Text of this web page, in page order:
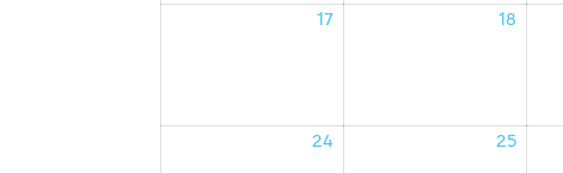
17 18
24 25